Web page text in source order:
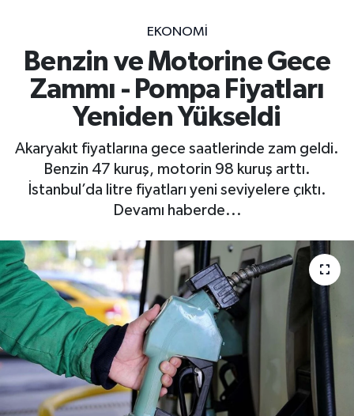
EKONOMİ
Benzin ve Motorine Gece
Zammı - Pompa Fiyatları
Yeniden Yükseldi
Akaryakıt fiyatlarına gece saatlerinde zam geldi.
Benzin 47 kuruş, motorin 98 kuruş arttı.
İstanbul’da litre fiyatları yeni seviyelere çıktı.
Devamı haberde...